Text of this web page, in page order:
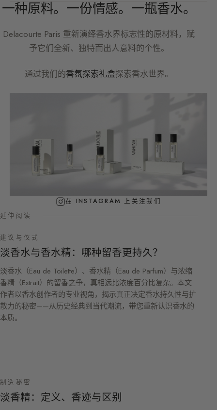
一种原料。一份情感。一瓶香水。
Delacourte Paris 重新演绎香水界标志性的原材料，赋
予它们全新、独特而出人意料的个性。
通过我们的香氛探索礼盒探索香水世界。
在 INSTAGRAM 上关注我们
延伸阅读
建议与仪式
淡香水与香水精：哪种留香更持久？
淡香水（Eau de Toilette）、香水精（Eau de Parfum）与浓缩
香精（Extrait）的留香之争，真相远比浓度百分比复杂。本文
作者以香水创作者的专业视角，揭示真正决定香水持久性与扩
散力的秘密——从历史经典到当代潮流，带您重新认识香水的
本质。
制造秘密
淡香精：定义、香迹与区别